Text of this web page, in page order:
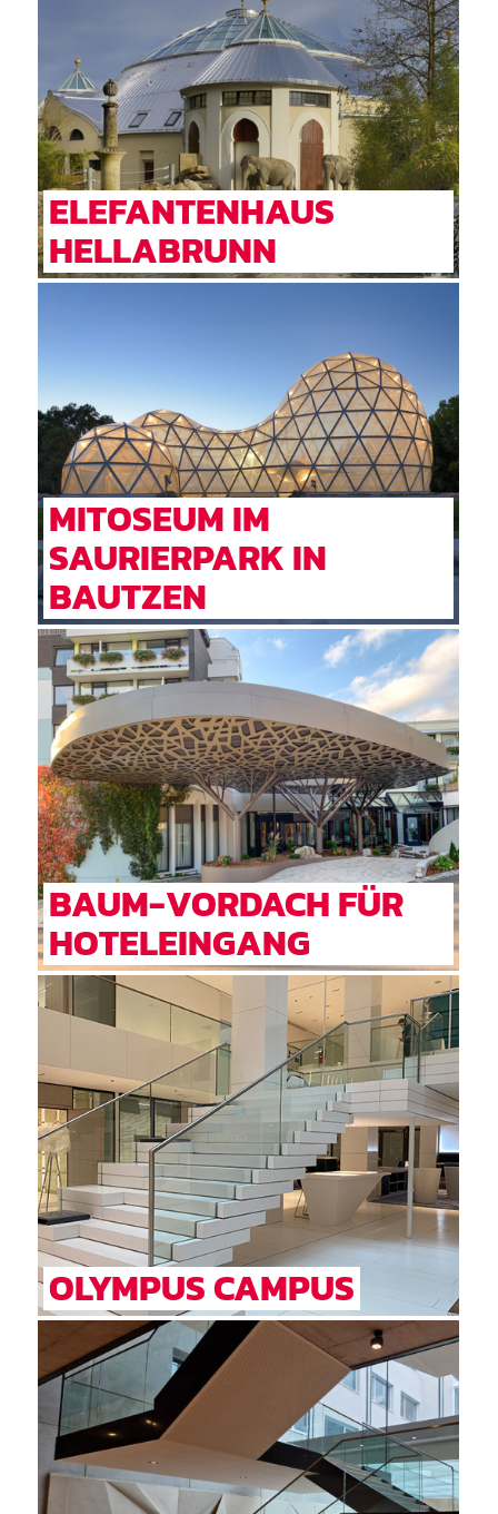
ELEFANTENHAUS
HELLABRUNN
MITOSEUM IM
SAURIERPARK IN
BAUTZEN
BAUM-VORDACH FÜR
HOTELEINGANG
OLYMPUS CAMPUS